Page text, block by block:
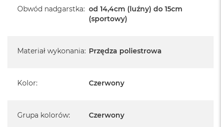
Obwód nadgarstka: od 14,4cm (luźny) do 15cm
(sportowy)
Materiał wykonania: Przędza poliestrowa
Kolor: Czerwony
Grupa kolorów: Czerwony